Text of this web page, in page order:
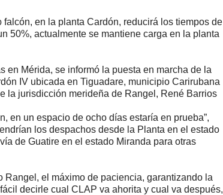
en la planta Cardón, reducirá los tiempos de
50%, actualmente se mantiene carga en la planta
en Mérida, se informó la puesta en marcha de la
IV ubicada en Tiguadare, municipio Carirubana
la jurisdicción merideña de Rangel, René Barrios
en un espacio de ocho días estaría en prueba”,
los despachos desde la Planta en el estado
de Guatire en el estado Miranda para otras
el máximo de paciencia, garantizando la
decirle cual CLAP va ahorita y cual va después,